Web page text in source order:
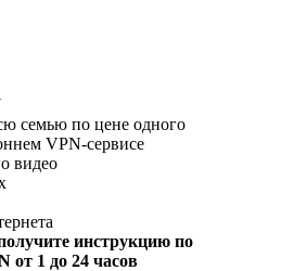
семью по цене одного
VPN-сервисе
видео
инструкцию по
от 1 до 24 часов